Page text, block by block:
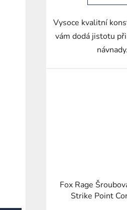
Vysoce kvalitní
vám dodá jistotu
návnady.
Fox Rage
Strike Point